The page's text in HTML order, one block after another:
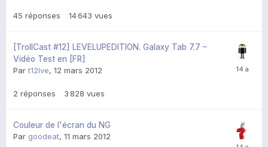
45 réponses 14 643 vues
[TrollCast #12] LEVELUPEDITION. Galaxy Tab 7.7 –
Vidéo Test en [FR]
Part12lve, 12 mars 2012
2 réponses 3 828 vues
Couleur de l'écran du NG
Par goodeat, 11 mars 2012